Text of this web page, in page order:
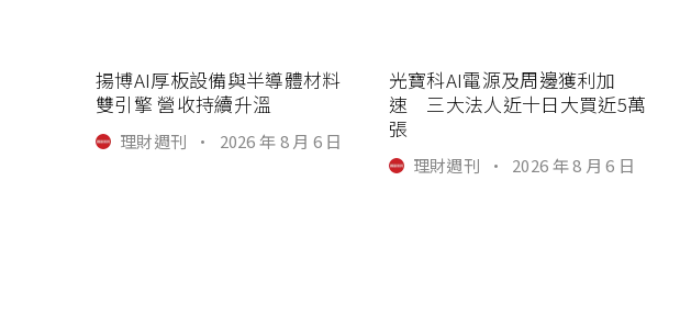
揚博AI厚板設備與半導體材料
雙引擎 營收持續升溫
理財週刊 · 2026 年 8 月 6 日
光寶科AI電源及周邊獲利加
速 三大法人近十日大買近5萬
張
理財週刊 · 2026 年 8 月 6 日